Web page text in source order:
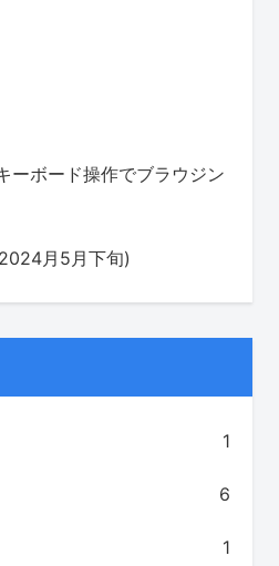
ーボード操作でブラウジン
月5月下旬)
1
6
1